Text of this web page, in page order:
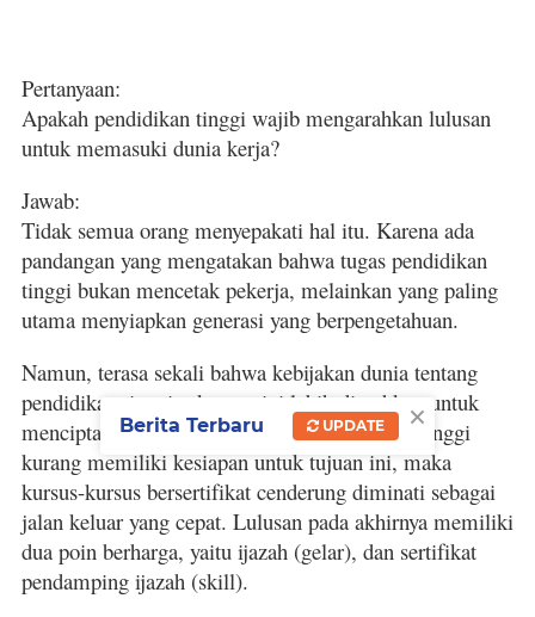
Pertanyaan:
Apakah pendidikan tinggi wajib mengarahkan lulusan
untuk memasuki dunia kerja?
Jawab:
Tidak semua orang menyepakati hal itu. Karena ada
pandangan yang mengatakan bahwa tugas pendidikan
tinggi bukan mencetak pekerja, melainkan yang paling
utama menyiapkan generasi yang berpengetahuan.
Namun, terasa sekali bahwa kebijakan dunia tentang
pendidikan tinggi sekarang ini lebih diarahkan untuk
menciptakan tenaga kerja. Ketika pendidikan tinggi
kurang memiliki kesiapan untuk tujuan ini, maka
kursus-kursus bersertifikat cenderung diminati sebagai
jalan keluar yang cepat. Lulusan pada akhirnya memiliki
dua poin berharga, yaitu ijazah (gelar), dan sertifikat
pendamping ijazah (skill).
×
Berita Terbaru UPDATE